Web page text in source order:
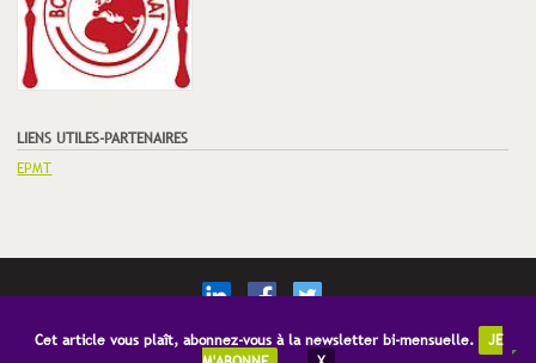
LIENS UTILES-PARTENAIRES
EPMT
Cet article vous plaît, abonnez-vous à la newsletter bi-mensuelle.
JE
© Copyright Restauration21 Mentions Légales CGV Publicité